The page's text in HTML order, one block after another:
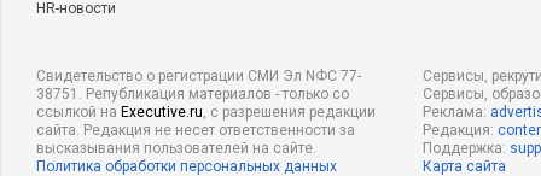
HR-новости
Свидетельство о регистрации СМИ Эл NФС 77-
38751. Републикация материалов - только со
ссылкой на Executive.ru, с разрешения редакции
сайта. Редакция не несет ответственности за
высказывания пользователей на сайте.
Политика обработки персональных данных
Сервисы,
Сервисы,
Реклама:
Редакция:
Поддержка:
Карта сайта